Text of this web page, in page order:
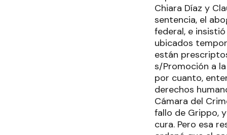
Chiara Díaz y
sentencia, el
federal, e
ubicados
están
s/Promoción a
por cuanto,
derechos
Cámara del
fallo de Grippo,
cura. Pero esa